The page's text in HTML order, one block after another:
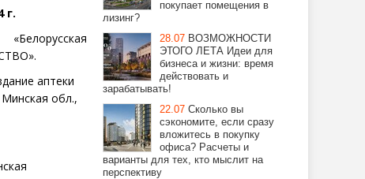
г.
аптеки
обл.,
покупает помещения в
лизинг?
28.07 ВОЗМОЖНОСТИ
ЭТОГО ЛЕТА Идеи для
бизнеса и жизни: время
действовать и
зарабатывать!
22.07 Сколько вы
сэкономите, если сразу
вложитесь в покупку
офиса? Расчеты и
варианты для тех, кто мыслит на
перспективу